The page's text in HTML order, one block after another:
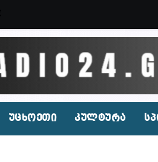
შეგარცხვენთ – ეკა
ამდენი ხნით სამარტოო
ხორცის ნაცვლად
შეტევაზე
კონტროლის ცენტრის
უცხოეთი კულტურა